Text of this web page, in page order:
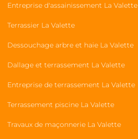
Entreprise d'assainissement La Valette
Terrassier La Valette
Dessouchage arbre et haie La Valette
Dallage et terrassement La Valette
Entreprise de terrassement La Valette
Terrassement piscine La Valette
Travaux de maçonnerie La Valette